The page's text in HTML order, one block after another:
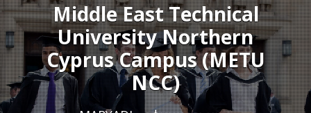
Middle East Technical
University Northern
Cyprus Campus (METU
NCC)